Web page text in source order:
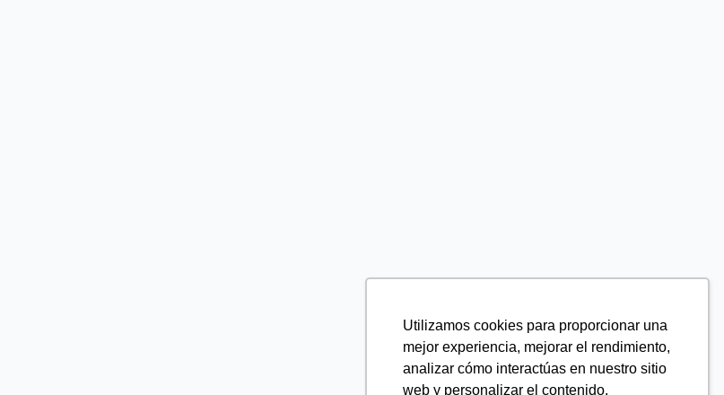
Utilizamos cookies para proporcionar una
mejor experiencia, mejorar el rendimiento,
analizar cómo interactúas en nuestro sitio
web y personalizar el contenido.